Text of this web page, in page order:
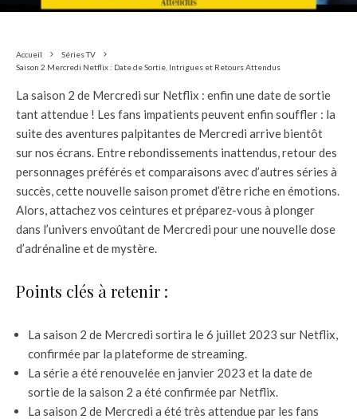
Accueil
Séries TV
Saison 2 Mercredi Netflix : Date de Sortie, Intrigues et Retours Attendus
La saison 2 de Mercredi sur Netflix : enfin une date de sortie
tant attendue ! Les fans impatients peuvent enfin souffler : la
suite des aventures palpitantes de Mercredi arrive bientôt
sur nos écrans. Entre rebondissements inattendus, retour des
personnages préférés et comparaisons avec d’autres séries à
succès, cette nouvelle saison promet d’être riche en émotions.
Alors, attachez vos ceintures et préparez-vous à plonger
dans l’univers envoûtant de Mercredi pour une nouvelle dose
d’adrénaline et de mystère.
Points clés à retenir :
La saison 2 de Mercredi sortira le 6 juillet 2023 sur Netflix,
confirmée par la plateforme de streaming.
La série a été renouvelée en janvier 2023 et la date de
sortie de la saison 2 a été confirmée par Netflix.
La saison 2 de Mercredi a été très attendue par les fans